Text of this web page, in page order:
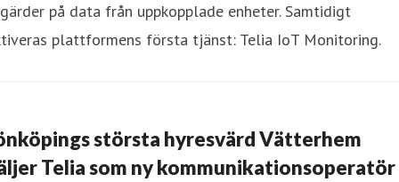
på data från uppkopplade enheter. Samtidigt
plattformens första tjänst: Telia IoT Monitoring.
största hyresvärd Vätterhem
Telia som ny kommunikationsoperatör